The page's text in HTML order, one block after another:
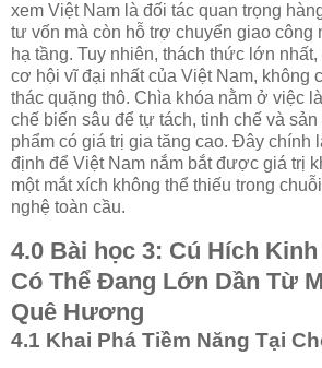
xem Việt Nam là đối tác quan trọng
tư vốn mà còn hỗ trợ chuyển giao công
hạ tầng. Tuy nhiên, thách thức lớn
cơ hội vĩ đại nhất của Việt Nam, không
thác quặng thô. Chìa khóa nằm ở việc
chế biến sâu để tự tách, tinh chế và sản
phẩm có giá trị gia tăng cao. Đây chính
định để Việt Nam nắm bắt được giá trị
một mắt xích không thể thiếu trong
nghệ toàn cầu.
4.0 Bài học 3: Cú Hích
Có Thể Đang Lớn Dần Từ
Quê Hương
4.1 Khai Phá Tiềm Năng Tại